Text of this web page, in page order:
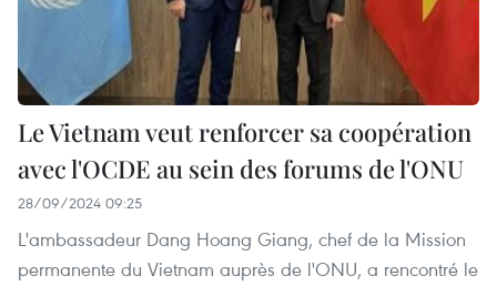
Le Vietnam veut renforcer sa coopération
avec l'OCDE au sein des forums de l'ONU
28/09/2024 09:25
L'ambassadeur Dang Hoang Giang, chef de la Mission
permanente du Vietnam auprès de l'ONU, a rencontré le